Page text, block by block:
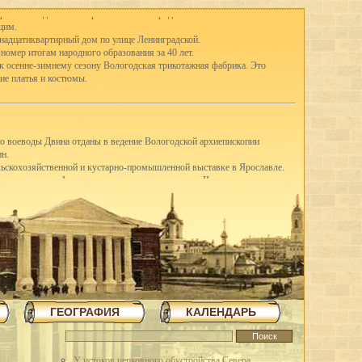
1921 года. Затем переименован в Городское хозяйство.
дом по улице Ленинградской.
итогам народного образования за 40 лет.
зимнему сезону Вологодская трикотажная фабрика. Это
платья и костюмы.
Двина отданы в ведение Вологодской архиепископии
и кустарно-промышленной выставке в Ярославле.
классы школ I ступени присоединены к школам II ступени, открылись
в Англию четыре вагона сливочного масла.
горняков Англии среди трудящихся города.
молочную корову.
насечку слесарных пил. До этого пилы для насечки
экспедиция для дальнейших исследований стоянок
области методом народной стройки в короткий срок
строительстве льнокомбината построена чесальная фабрика,
здание школы ФЗУ. Начато сооружение 70-метровой трубы и
ГЕОГРАФИЯ КАЛЕНДАРЬ